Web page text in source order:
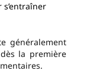
généralement
la première